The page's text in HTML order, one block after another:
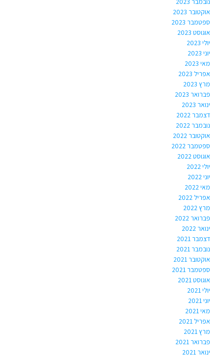
אוקטובר 2023
ספטמבר 2023
אוגוסט 2023
יולי 2023
יוני 2023
מאי 2023
אפריל 2023
מרץ 2023
פברואר 2023
ינואר 2023
דצמבר 2022
נובמבר 2022
אוקטובר 2022
ספטמבר 2022
אוגוסט 2022
יולי 2022
יוני 2022
מאי 2022
אפריל 2022
מרץ 2022
פברואר 2022
ינואר 2022
דצמבר 2021
נובמבר 2021
אוקטובר 2021
ספטמבר 2021
אוגוסט 2021
יולי 2021
יוני 2021
מאי 2021
אפריל 2021
מרץ 2021
פברואר 2021
ינואר 2021